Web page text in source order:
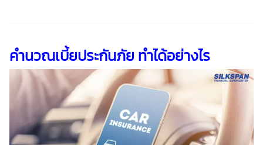
คำนวณเบี้ยประกันภัย ทำได้อย่างไร